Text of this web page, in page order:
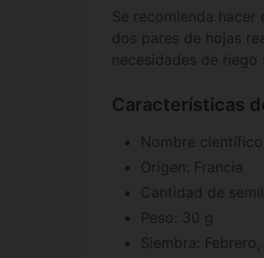
Se recomienda
dos pares de hojas
necesidades de
Características
Nombre
Origen: Francia
Cantidad de
Peso: 30 g
Siembra: Febrero,